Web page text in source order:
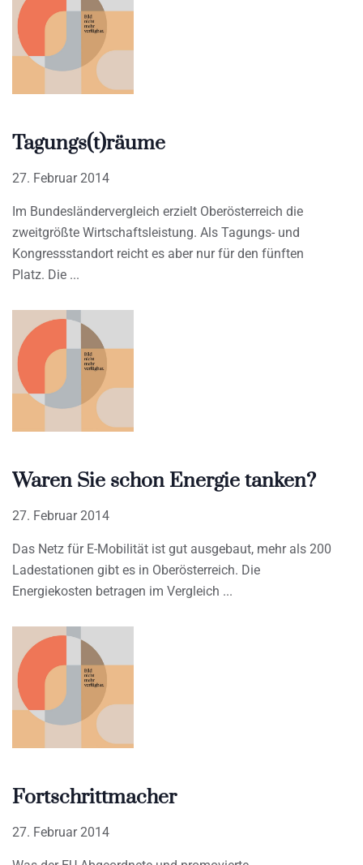
Tagungs(t)räume
27. Februar 2014
Im Bundesländervergleich erzielt Oberösterreich die
zweitgrößte Wirtschaftsleistung. Als Tagungs- und
Kongressstandort reicht es aber nur für den fünften
Platz. Die
Waren Sie schon Energie tanken?
27. Februar 2014
Das Netz für E-Mobilität ist gut ausgebaut, mehr als 200
Ladestationen gibt es in Oberösterreich. Die
Energiekosten betragen im Vergleich
Fortschrittmacher
27. Februar 2014